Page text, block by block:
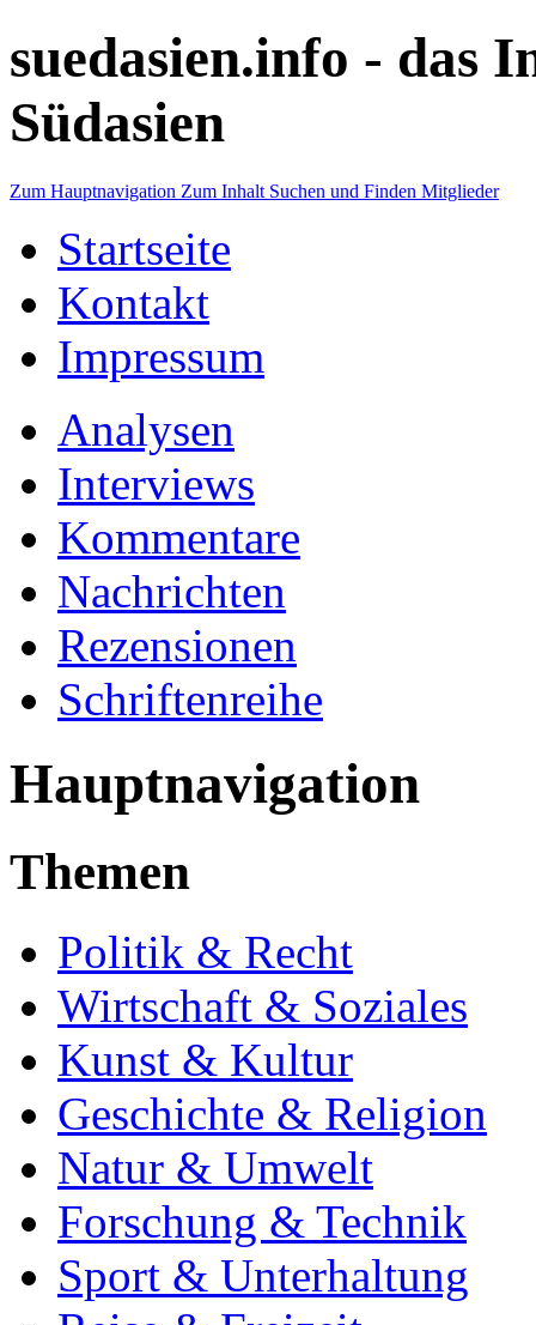
suedasien.info - das
Südasien
Zum Hauptnavigation Zum Inhalt Suchen und Finden Mitglieder
Startseite
Kontakt
Impressum
Analysen
Interviews
Kommentare
Nachrichten
Rezensionen
Schriftenreihe
Hauptnavigation
Themen
Politik & Recht
Wirtschaft & Soziales
Kunst & Kultur
Geschichte & Religion
Natur & Umwelt
Forschung & Technik
Sport & Unterhaltung